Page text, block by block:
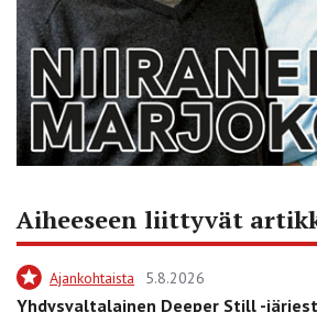
Aiheeseen liittyvät
Ajankohtaista 5.8.2026
Yhdysvaltalainen Deeper Still -